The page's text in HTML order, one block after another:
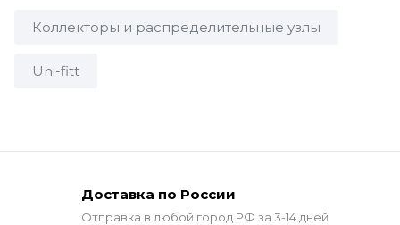
Коллекторы и распределительные узлы
Uni-fitt
Доставка по России
Отправка в любой город РФ за 3-14 дней